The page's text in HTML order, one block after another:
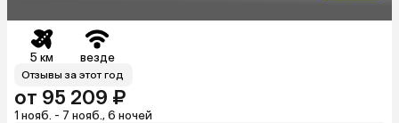
5 км везде
Отзывы за этот год
от 95 209 ₽
1 нояб. - 7 нояб., 6 ночей